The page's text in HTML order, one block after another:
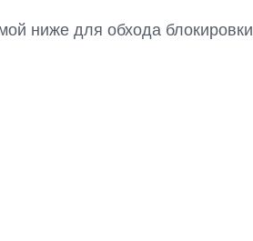
ниже для обхода блокировки